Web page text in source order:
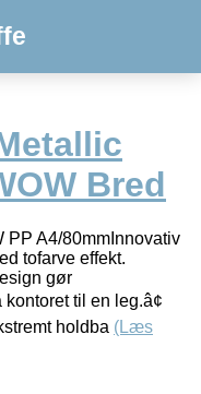
Bred
PP A4/80mmInnovativ
tofarve effekt.
gør
til en leg.â¢
holdba (Læs